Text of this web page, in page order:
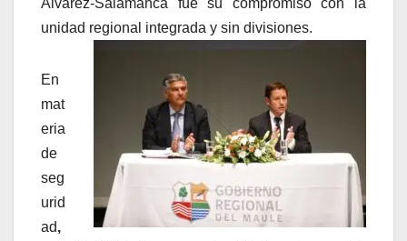
unidad regional integrada y sin divisiones.
En
mat
eria
de
seg
urid
ad,